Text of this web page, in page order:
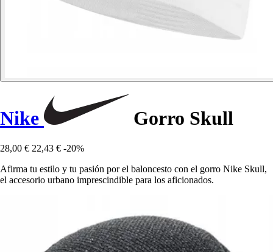
Nike Gorro Skull
28,00 € 22,43 € -20%
Afirma tu estilo y tu pasión por el baloncesto con el gorro Nike Skull,
el accesorio urbano imprescindible para los aficionados.